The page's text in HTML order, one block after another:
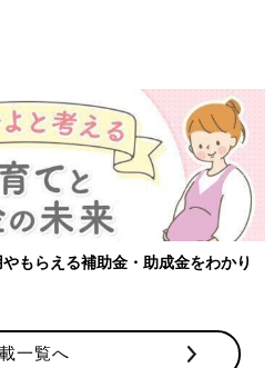
もらえる補助金・助成金をわかり
一覧へ